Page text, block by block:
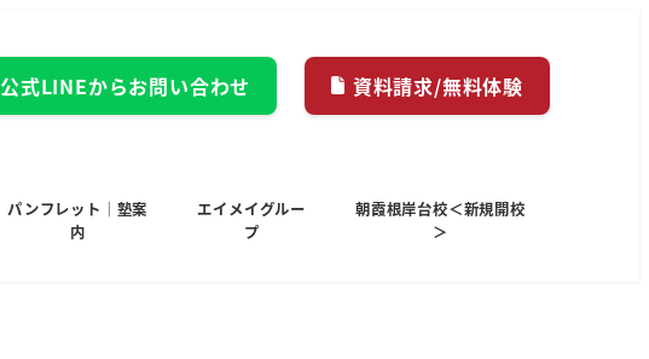
公式LINEからお問い合わせ 資料請求/無料体験
パンフレット｜塾案
内
エイメイグルー
プ
朝霞根岸台校＜新規開校
＞